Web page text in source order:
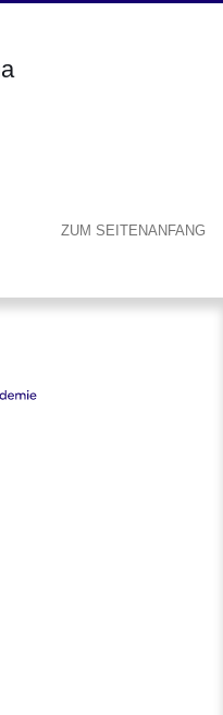
ZUM SEITENANFANG